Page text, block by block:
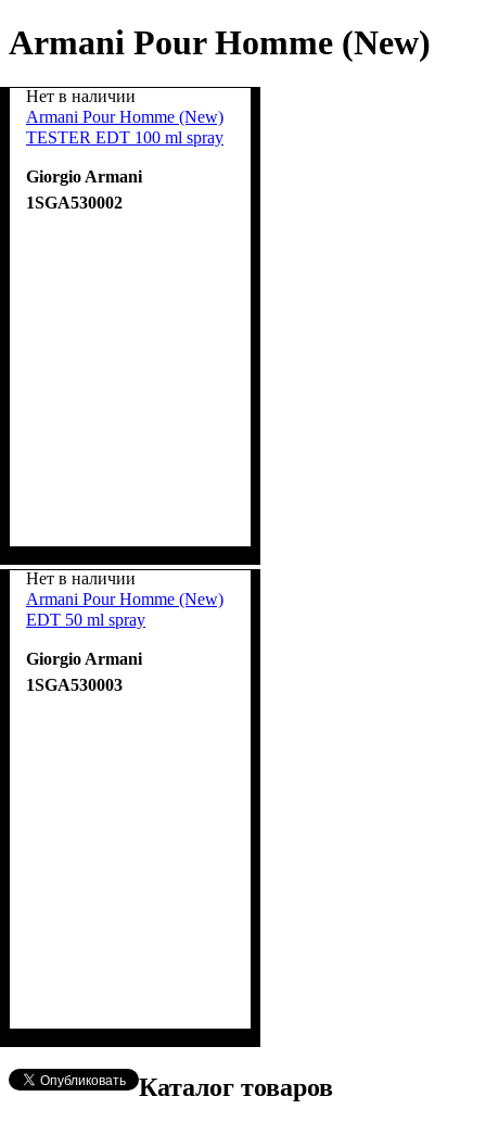
Armani Pour Homme (New)
Нет в наличии
Armani Pour Homme (New)
TESTER EDT 100 ml spray
Giorgio Armani
1SGA530002
Нет в наличии
Armani Pour Homme (New)
EDT 50 ml spray
Giorgio Armani
1SGA530003
Каталог товаров